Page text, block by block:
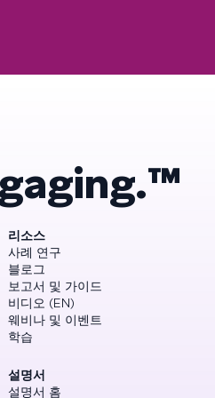
리소스
사례 연구
블로그
보고서 및 가이드
비디오 (EN)
웨비나 및 이벤트
학습
설명서
설명서 홈